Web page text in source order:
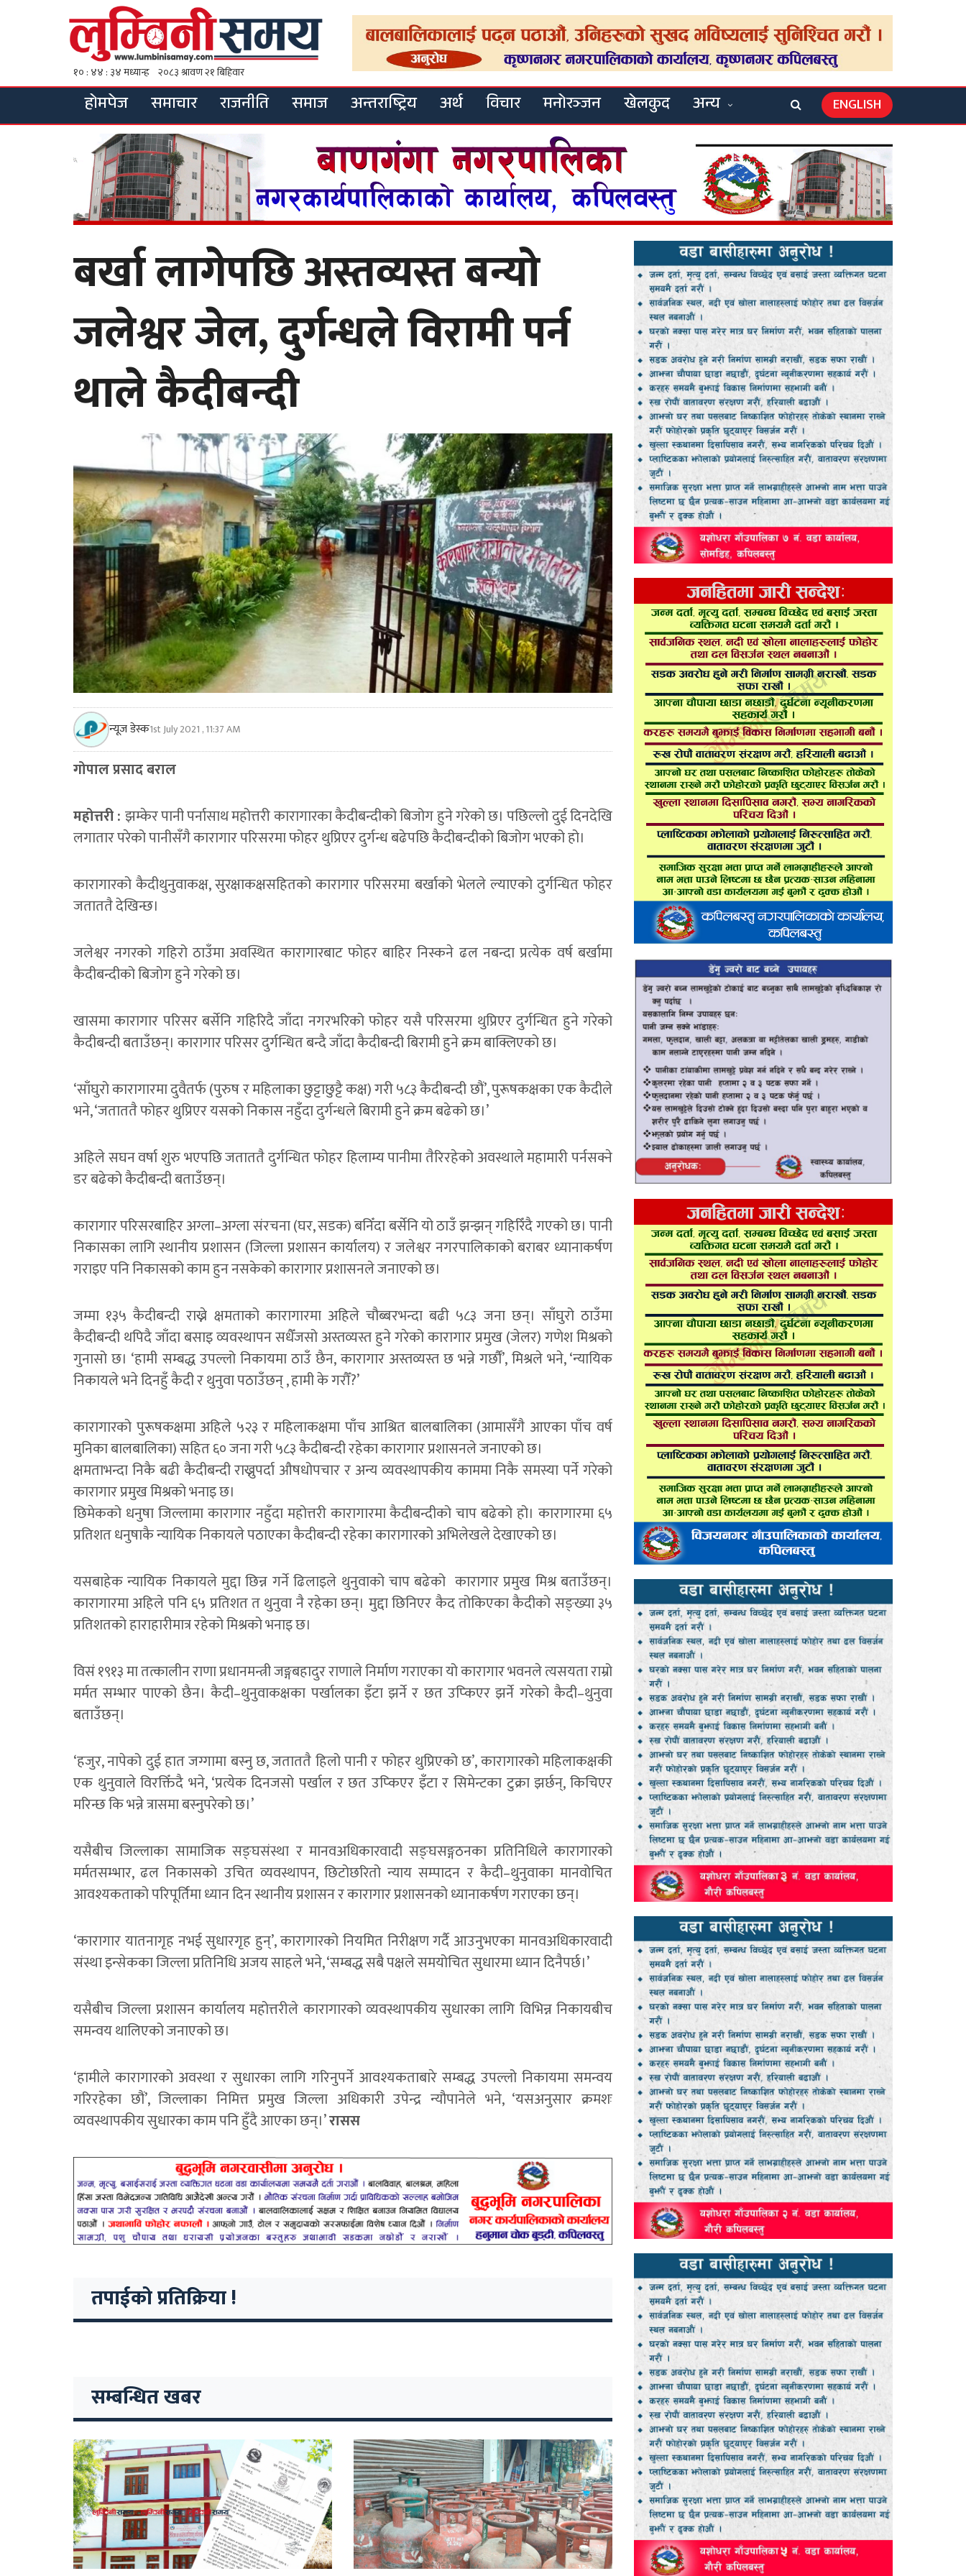
होमपेज समाचार राजनीति समाज अन्तराष्ट्रिय अर्थ विचार मनोरञ्जन खेलकुद अन्य ENGLISH
बर्खा लागेपछि अस्तव्यस्त बन्यो
जलेश्वर जेल, दुर्गन्धले विरामी पर्न
थाले कैदीबन्दी
न्यूज डेस्क1st July 2021 , 11:37 AM
गोपाल प्रसाद बराल
महोत्तरी : झम्केर पानी पर्नासाथ महोत्तरी कारागारका कैदीबन्दीको बिजोग हुने गरेको छ। पछिल्लो दुई दिनदेखि
लगातार परेको पानीसँगै कारागार परिसरमा फोहर थुप्रिएर दुर्गन्ध बढेपछि कैदीबन्दीको बिजोग भएको हो।
कारागारको कैदीथुनुवाकक्ष, सुरक्षाकक्षसहितको कारागार परिसरमा बर्खाको भेलले ल्याएको दुर्गन्धित फोहर
जताततै देखिन्छ।
जलेश्वर नगरको गहिरो ठाउँमा अवस्थित कारागारबाट फोहर बाहिर निस्कने ढल नबन्दा प्रत्येक वर्ष बर्खामा
कैदीबन्दीको बिजोग हुने गरेको छ।
खासमा कारागार परिसर बर्सेनि गहिरिदै जाँदा नगरभरिको फोहर यसै परिसरमा थुप्रिएर दुर्गन्धित हुने गरेको
कैदीबन्दी बताउँछन्। कारागार परिसर दुर्गन्धित बन्दै जाँदा कैदीबन्दी बिरामी हुने क्रम बाक्लिएको छ।
‘साँघुरो कारागारमा दुवैतर्फ (पुरुष र महिलाका छुट्टाछुट्टै कक्ष) गरी ५८३ कैदीबन्दी छौं’, पुरूषकक्षका एक कैदीले
भने, ‘जताततै फोहर थुप्रिएर यसको निकास नहुँदा दुर्गन्धले बिरामी हुने क्रम बढेको छ।’
अहिले सघन वर्षा शुरु भएपछि जताततै दुर्गन्धित फोहर हिलाम्य पानीमा तैरिरहेको अवस्थाले महामारी पर्नसक्ने
डर बढेको कैदीबन्दी बताउँछन्।
कारागार परिसरबाहिर अग्ला–अग्ला संरचना (घर, सडक) बनिँदा बर्सेनि यो ठाउँ झन्झन् गहिरिँदै गएको छ। पानी
निकासका लागि स्थानीय प्रशासन (जिल्ला प्रशासन कार्यालय) र जलेश्वर नगरपालिकाको बराबर ध्यानाकर्षण
गराइए पनि निकासको काम हुन नसकेको कारागार प्रशासनले जनाएको छ।
जम्मा १३५ कैदीबन्दी राख्ने क्षमताको कारागारमा अहिले चौब्बरभन्दा बढी ५८३ जना छन्। साँघुरो ठाउँमा
कैदीबन्दी थपिदै जाँदा बसाइ व्यवस्थापन सधैँजसो अस्तव्यस्त हुने गरेको कारागार प्रमुख (जेलर) गणेश मिश्रको
गुनासो छ। ‘हामी सम्बद्ध उपल्लो निकायमा ठाउँ छैन, कारागार अस्तव्यस्त छ भन्ने गर्छौं’, मिश्रले भने, ‘न्यायिक
निकायले भने दिनहुँ कैदी र थुनुवा पठाउँछन् , हामी के गरौँ?’
कारागारको पुरूषकक्षमा अहिले ५२३ र महिलाकक्षमा पाँच आश्रित बालबालिका (आमासँगै आएका पाँच वर्ष
मुनिका बालबालिका) सहित ६० जना गरी ५८३ कैदीबन्दी रहेका कारागार प्रशासनले जनाएको छ।
क्षमताभन्दा निकै बढी कैदीबन्दी राख्नुपर्दा औषधोपचार र अन्य व्यवस्थापकीय काममा निकै समस्या पर्ने गरेको
कारागार प्रमुख मिश्रको भनाइ छ।
छिमेकको धनुषा जिल्लामा कारागार नहुँदा महोत्तरी कारागारमा कैदीबन्दीको चाप बढेको हो। कारागारमा ६५
प्रतिशत धनुषाकै न्यायिक निकायले पठाएका कैदीबन्दी रहेका कारागारको अभिलेखले देखाएको छ।
यसबाहेक न्यायिक निकायले मुद्दा छिन्न गर्ने ढिलाइले थुनुवाको चाप बढेको कारागार प्रमुख मिश्र बताउँछन्।
कारागारमा अहिले पनि ६५ प्रतिशत त थुनुवा नै रहेका छन्। मुद्दा छिनिएर कैद तोकिएका कैदीको सङ्ख्या ३५
प्रतिशतको हाराहारीमात्र रहेको मिश्रको भनाइ छ।
विसं १९१३ मा तत्कालीन राणा प्रधानमन्त्री जङ्गबहादुर राणाले निर्माण गराएका यो कारागार भवनले त्यसयता राम्रो
मर्मत सम्भार पाएको छैन। कैदी–थुनुवाकक्षका पर्खालका इँटा झर्ने र छत उप्किएर झर्ने गरेको कैदी–थुनुवा
बताउँछन्।
‘हजुर, नापेको दुई हात जग्गामा बस्नु छ, जताततै हिलो पानी र फोहर थुप्रिएको छ’, कारागारको महिलाकक्षकी
एक थुनुवाले विरक्तिँदै भने, ‘प्रत्येक दिनजसो पर्खाल र छत उप्किएर इँटा र सिमेन्टका टुक्रा झर्छन्, किचिएर
मरिन्छ कि भन्ने त्रासमा बस्नुपरेको छ।’
यसैबीच जिल्लाका सामाजिक सङ्घसंस्था र मानवअधिकारवादी सङ्घसङ्गठनका प्रतिनिधिले कारागारको
मर्मतसम्भार, ढल निकासको उचित व्यवस्थापन, छिटोछरितो न्याय सम्पादन र कैदी–थुनुवाका मानवोचित
आवश्यकताको परिपूर्तिमा ध्यान दिन स्थानीय प्रशासन र कारागार प्रशासनको ध्यानाकर्षण गराएका छन्।
‘कारागार यातनागृह नभई सुधारगृह हुन्’, कारागारको नियमित निरीक्षण गर्दै आउनुभएका मानवअधिकारवादी
संस्था इन्सेकका जिल्ला प्रतिनिधि अजय साहले भने, ‘सम्बद्ध सबै पक्षले समयोचित सुधारमा ध्यान दिनैपर्छ।’
यसैबीच जिल्ला प्रशासन कार्यालय महोत्तरीले कारागारको व्यवस्थापकीय सुधारका लागि विभिन्न निकायबीच
समन्वय थालिएको जनाएको छ।
‘हामीले कारागारको अवस्था र सुधारका लागि गरिनुपर्ने आवश्यकताबारे सम्बद्ध उपल्लो निकायमा समन्वय
गरिरहेका छौं’, जिल्लाका निमित्त प्रमुख जिल्ला अधिकारी उपेन्द्र न्यौपानेले भने, ‘यसअनुसार क्रमशः
व्यवस्थापकीय सुधारका काम पनि हुँदै आएका छन्।’रासस
तपाईको प्रतिक्रिया !
सम्बन्धित खबर